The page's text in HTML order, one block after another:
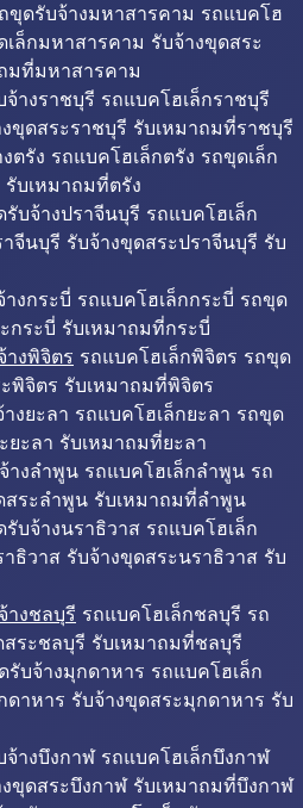
ขุดรับจ้างมหาสารคาม รถแบคโฮ
ล็กมหาสารคาม รับจ้างขุดสระ
มที่มหาสารคาม
างราชบุรี รถแบคโฮเล็กราชบุรี
ขุดสระราชบุรี รับเหมาถมที่ราชบุรี
ตรัง รถแบคโฮเล็กตรัง รถขุดเล็ก
รับเหมาถมที่ตรัง
บจ้างปราจีนบุรี รถแบคโฮเล็ก
จีนบุรี รับจ้างขุดสระปราจีนบุรี รับ
งกระบี่ รถแบคโฮเล็กกระบี่ รถขุด
กระบี่ รับเหมาถมที่กระบี่
างพิจิตร รถแบคโฮเล็กพิจิตร รถขุด
พิจิตร รับเหมาถมที่พิจิตร
งยะลา รถแบคโฮเล็กยะลา รถขุด
ยะลา รับเหมาถมที่ยะลา
างลำพูน รถแบคโฮเล็กลำพูน รถ
สระลำพูน รับเหมาถมที่ลำพูน
บจ้างนราธิวาส รถแบคโฮเล็ก
ธิวาส รับจ้างขุดสระนราธิวาส รับ
างชลบุรี รถแบคโฮเล็กชลบุรี รถ
ระชลบุรี รับเหมาถมที่ชลบุรี
บจ้างมุกดาหาร รถแบคโฮเล็ก
าหาร รับจ้างขุดสระมุกดาหาร รับ
างบึงกาฬ รถแบคโฮเล็กบึงกาฬ
ขุดสระบึงกาฬ รับเหมาถมที่บึงกาฬ